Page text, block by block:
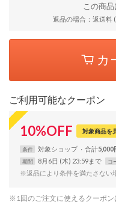
この商品
返品の場合：返送料
カ
ご利用可能なクーポン
10%OFF 対象商品を
条件 対象ショップ 合計5,000
期間 8月6日 (木) 23:59まで コ
※返品により条件を満たさない
※1回のご注文に使えるクーポン